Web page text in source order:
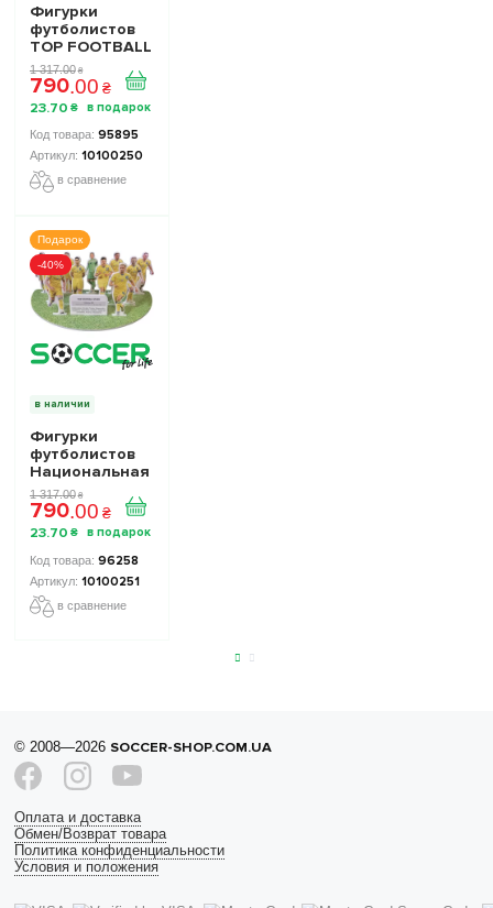
Фигурки
футболистов
TOP FOOTBALL
STARS - Набор
The Football
Stars
Collection 1
10100250
1 317.00 ₴
790.00 ₴
23.70 ₴
95895
10100250
в сравнение
Подарок
-40%
в наличии
Фигурки
футболистов
Национальная
Сборная
Украины TOP
FOOTBALL
STARS
Collection 2
10100251
1 317.00 ₴
790.00 ₴
23.70 ₴
96258
10100251
в сравнение
© 2008—2026 SOCCER-SHOP.COM.UA
Оплата и доставка
Обмен/Возврат товара
Политика конфиденциальности
Условия и положения